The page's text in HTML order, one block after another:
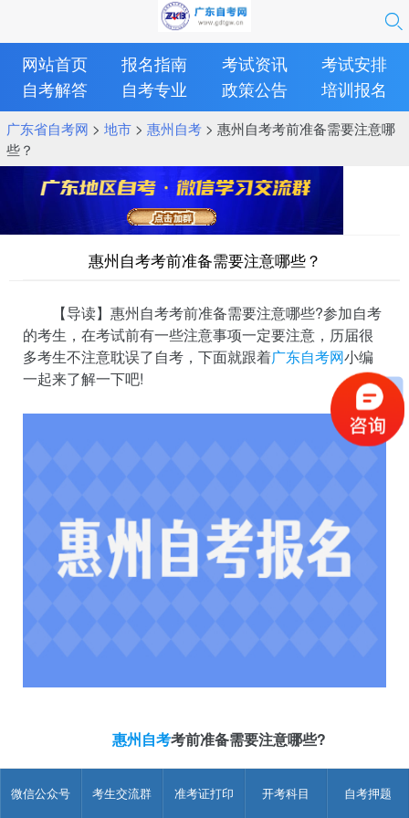
微信公众号 考生交流群 准考证打印 开考科目 自考押题
网站首页 报名指南 考试资讯
考试安排
自考解答
自考专业 政策公告 培训报名
广东省自考网 > 地市> 惠州自考> 惠州自考考前准备需要注意哪
些？
惠州自考考前准备需要注意哪些？
【导读】惠州自考考前准备需要注意哪些?参加自考
的考生，在考试前有一些注意事项一定要注意，历届很
多考生不注意耽误了自考，下面就跟着广东自考网小编
一起来了解一下吧!
惠州自考考前准备需要注意哪些?
因为每年参加惠州自学考试的考生人群当中常常有不少外地